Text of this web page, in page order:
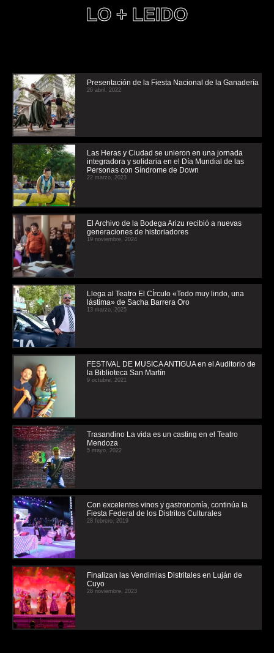
LO + LEIDO
Presentación de la Fiesta Nacional de la Ganadería
26 abril, 2022
Las Heras y Ciudad se unieron en una jornada
integradora y solidaria en el Día Mundial de las
Personas con Síndrome de Down
22 marzo, 2023
El Archivo de la Bodega Arizu recibió a nuevas
generaciones de historiadores
19 noviembre, 2024
Llega al Teatro El CÍrculo «Todo muy lindo, una
lástima» de Sacha Barrera Oro
13 marzo, 2025
FESTIVAL DE MUSICA ANTIGUA en el Auditorio de
la Biblioteca San Martín
9 octubre, 2021
Trasandino La vida es un casting en el Teatro
Mendoza
5 mayo, 2022
Con excelentes vinos y gastronomía, continúa la
Fiesta Federal de los Distritos Culturales
28 febrero, 2019
Finalizan las Vendimias Distritales en Luján de
Cuyo
28 noviembre, 2023